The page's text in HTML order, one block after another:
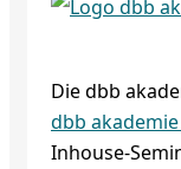
Die dbb
dbb akademie
Inhouse-